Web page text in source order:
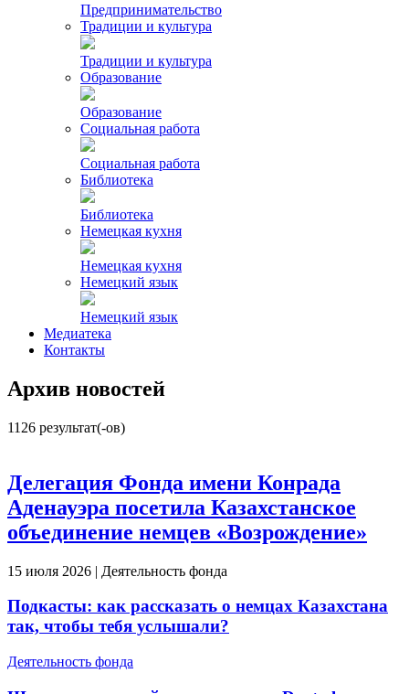
Предпринимательство
Традиции и культура
Традиции и культура
Образование
Образование
Социальная работа
Социальная работа
Библиотека
Библиотека
Немецкая кухня
Немецкая кухня
Немецкий язык
Немецкий язык
Медиатека
Контакты
Архив новостей
1126 результат(-ов)
Делегация Фонда имени Конрада
Аденауэра посетила Казахстанское
объединение немцев «Возрождение»
15 июля 2026 | Деятельность фонда
Подкасты: как рассказать о немцах Казахстана
так, чтобы тебя услышали?
Деятельность фонда